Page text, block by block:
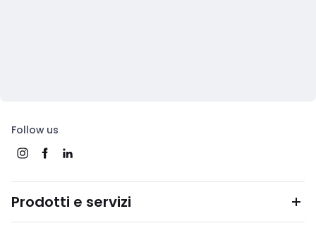
Follow us
Prodotti e servizi